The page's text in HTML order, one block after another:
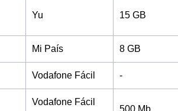
Yu 15 GB
Mi País 8 GB
Vodafone Fácil -
Vodafone Fácil
500 Mb